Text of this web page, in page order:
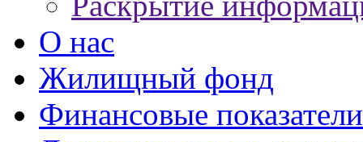
О нас
Жилищный фонд
Финансовые показатели